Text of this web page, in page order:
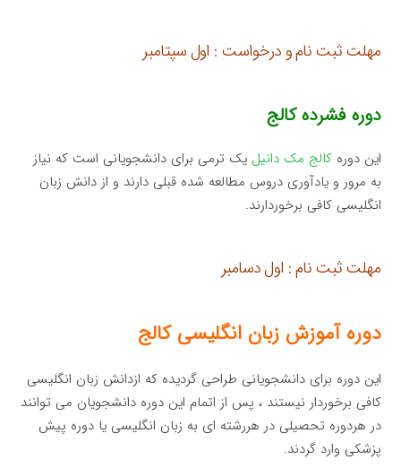
مهلت ثبت نام و درخواست : اول سپتامبر
دوره فشرده کالج
این دورهکالج مک دانیل یک ترمی برای دانشجویانی است که نیاز
به مرور و یادآوری دروس مطالعه شده قبلی دارند و از دانش زبان
انگلیسی کافی برخوردارند.
مهلت ثبت نام : اول دسامبر
دوره آموزش زبان انگلیسی کالج
این دوره برای دانشجویانی طراحی گردیده که ازدانش زبان انگلیسی
کافی برخوردار نیستند ، پس از اتمام این دوره دانشجویان می توانند
در هردوره تحصیلی در هررشته ای به زبان انگلیسی یا دوره پیش
پزشکی وارد گردند.